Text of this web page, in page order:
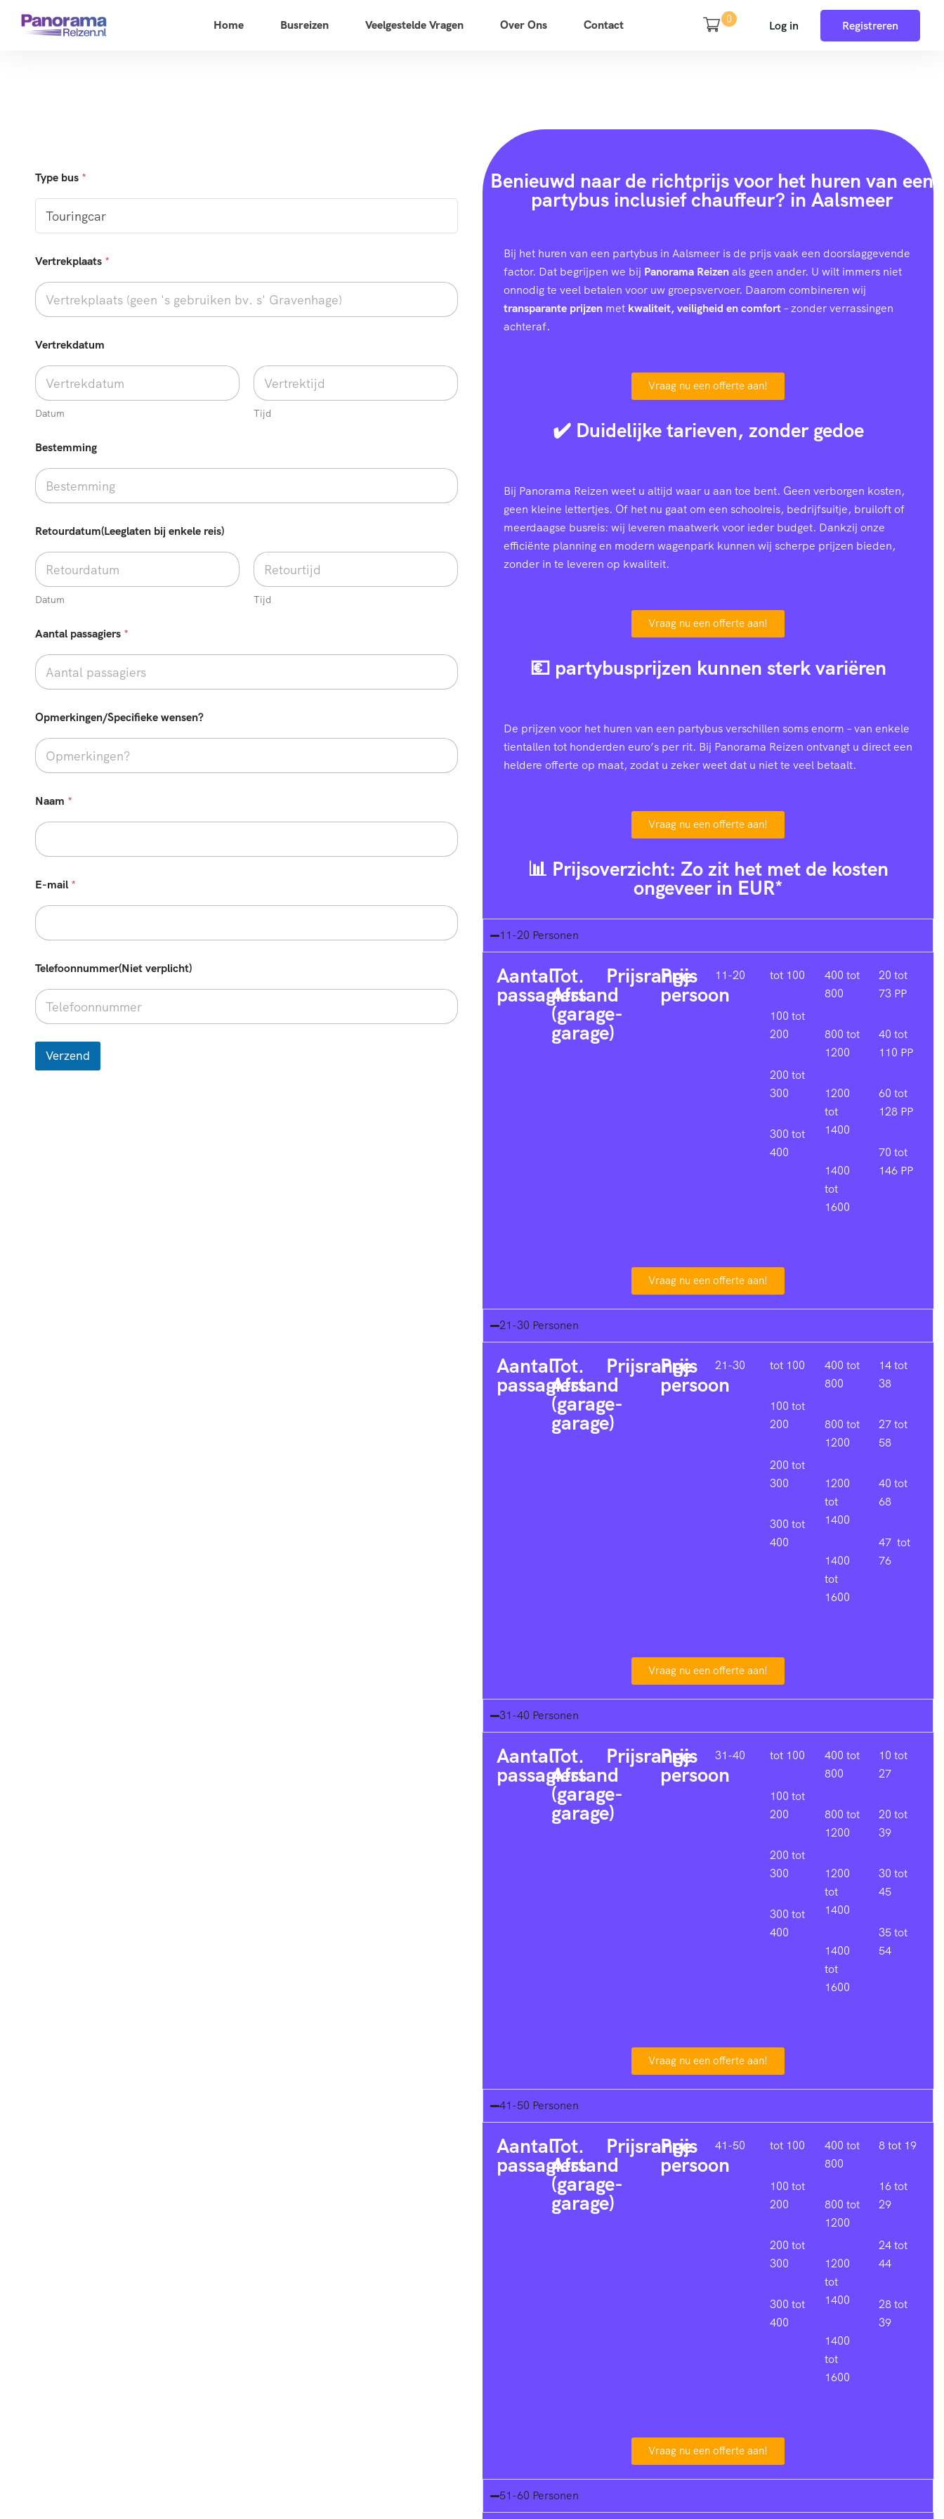
Home Busreizen Veelgestelde Vragen Over Ons Contact 0 Log in Registreren
Type bus *
Vertrekplaats *
e
s
e
n
?
a
a
m
T
y
Vertrekdatum
Datum Tijd
Bestemming
Retourdatum(Leeglaten bij enkele reis)
Datum Tijd
Aantal passagiers *
Opmerkingen/Specifieke wensen?
Naam *
E-mail *
Telefoonnummer(Niet verplicht)
Verzend
Benieuwd naar de richtprijs voor het huren van een
partybus inclusief chauffeur? in Aalsmeer
Bij het huren van een partybus in Aalsmeer is de prijs vaak een doorslaggevende
factor. Dat begrijpen we bij Panorama Reizenals geen ander. U wilt immers niet
onnodig te veel betalen voor uw groepsvervoer. Daarom combineren wij
transparante prijzen met kwaliteit, veiligheid en comfort– zonder verrassingen
achteraf.
Vraag nu een offerte aan!
✔️ Duidelijke tarieven, zonder gedoe
Bij Panorama Reizen weet u altijd waar u aan toe bent. Geen verborgen kosten,
geen kleine lettertjes. Of het nu gaat om een schoolreis, bedrijfsuitje, bruiloft of
meerdaagse busreis: wij leveren maatwerk voor ieder budget. Dankzij onze
efficiënte planning en modern wagenpark kunnen wij scherpe prijzen bieden,
zonder in te leveren op kwaliteit.
Vraag nu een offerte aan!
💶 partybusprijzen kunnen sterk variëren
De prijzen voor het huren van een partybus verschillen soms enorm – van enkele
tientallen tot honderden euro’s per rit. Bij Panorama Reizen ontvangt u direct een
heldere offerte op maat, zodat u zeker weet dat u niet te veel betaalt.
Vraag nu een offerte aan!
📊 Prijsoverzicht: Zo zit het met de kosten
ongeveer in EUR*
11-20 Personen
Aantal
passagiers
Tot.
Afstand
(garage-
garage)
Prijsrange
Prijs
persoon
11-20 tot 100
100 tot
200
200 tot
300
300 tot
400
400 tot
800
800 tot
1200
1200
tot
1400
1400
tot
1600
20 tot
73 PP
40 tot
110 PP
60 tot
128 PP
70 tot
146 PP
Vraag nu een offerte aan!
21-30 Personen
Aantal
passagiers
Tot.
Afstand
(garage-
garage)
Prijsrange
Prijs
persoon
21-30 tot 100
100 tot
200
200 tot
300
300 tot
400
400 tot
800
800 tot
1200
1200
tot
1400
1400
tot
1600
14 tot
38
27 tot
58
40 tot
68
47 tot
76
Vraag nu een offerte aan!
31-40 Personen
Aantal
passagiers
Tot.
Afstand
(garage-
garage)
Prijsrange
Prijs
persoon
31-40 tot 100
100 tot
200
200 tot
300
300 tot
400
400 tot
800
800 tot
1200
1200
tot
1400
1400
tot
1600
10 tot
27
20 tot
39
30 tot
45
35 tot
54
Vraag nu een offerte aan!
41-50 Personen
Aantal
passagiers
Tot.
Afstand
(garage-
garage)
Prijsrange
Prijs
persoon
41-50 tot 100
100 tot
200
200 tot
300
300 tot
400
400 tot
800
800 tot
1200
1200
tot
1400
1400
tot
1600
8 tot 19
16 tot
29
24 tot
44
28 tot
39
Vraag nu een offerte aan!
51-60 Personen